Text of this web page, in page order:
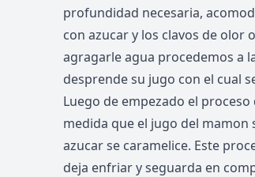
profundidad necesaria,
con azucar y los clavos de olor
agragarle agua procedemos a
desprende su jugo con el cual
Luego de empezado el
medida que el jugo del mamon
azucar se caramelice. Este
deja enfriar y seguarda en